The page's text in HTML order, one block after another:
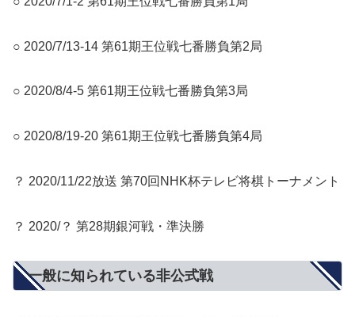
○ 2020/7/13-14 第61期王位戦七番勝負第2局
○ 2020/8/4-5 第61期王位戦七番勝負第3局
○ 2020/8/19-20 第61期王位戦七番勝負第4局
？ 2020/11/22放送 第70回NHK杯テレビ将棋トーナメント
？ 2020/？ 第28期銀河戦・準決勝
一般に知られている非公式戦